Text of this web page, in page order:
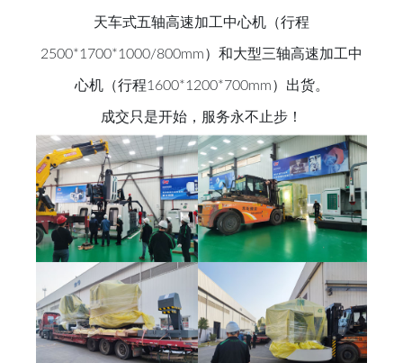
天车式五轴高速加工中心机（行程
2500*1700*1000/800mm）和大型三轴高速加工中
心机（行程1600*1200*700mm）出货。
成交只是开始，服务永不止步！